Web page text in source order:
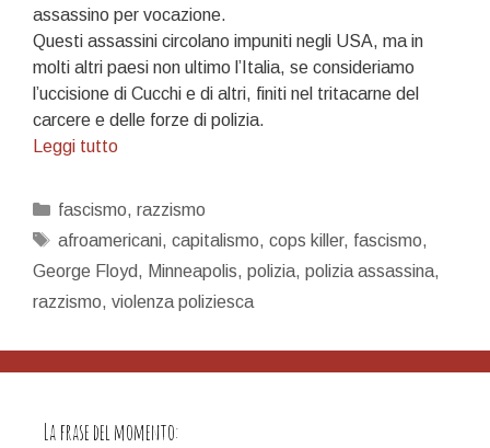
assassino per vocazione.
Questi assassini circolano impuniti negli USA, ma in
molti altri paesi non ultimo l’Italia, se consideriamo
l’uccisione di Cucchi e di altri, finiti nel tritacarne del
carcere e delle forze di polizia.
Leggi tutto
Categorie
fascismo, razzismo
Tag
afroamericani, capitalismo, cops killer, fascismo,
George Floyd, Minneapolis, polizia, polizia assassina,
razzismo, violenza poliziesca
La frase del momento: